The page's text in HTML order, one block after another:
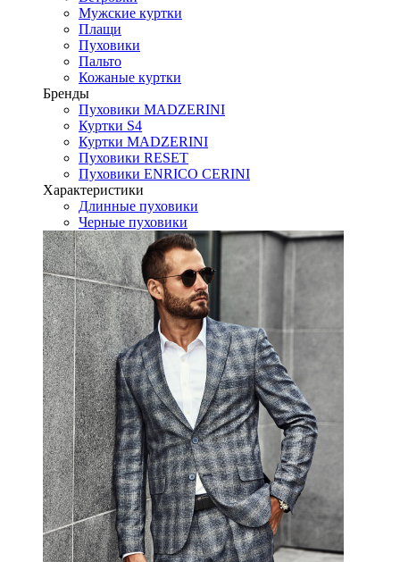
Мужские куртки
Плащи
Пуховики
Пальто
Кожаные куртки
Бренды
Пуховики MADZERINI
Куртки S4
Куртки MADZERINI
Пуховики RESET
Пуховики ENRICO CERINI
Характеристики
Длинные пуховики
Черные пуховики